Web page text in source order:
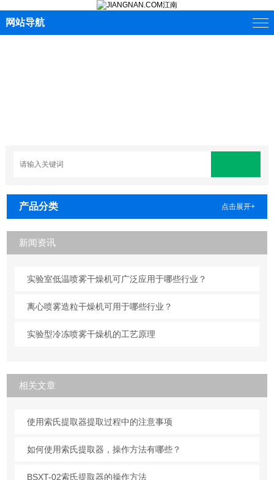
网站导航
产品分类 点击展开+
新闻资讯
实验室低温喷雾干燥机可广泛应用于哪些行业？
离心喷雾造粒干燥机可用于哪些行业？
实验型冷冻喷雾干燥机的工艺原理
相关文章
使用索氏提取器提取过程中的注意事项
如何使用索氏提取器，操作方法有哪些？
BSXT-02索氏提取器的操作方法